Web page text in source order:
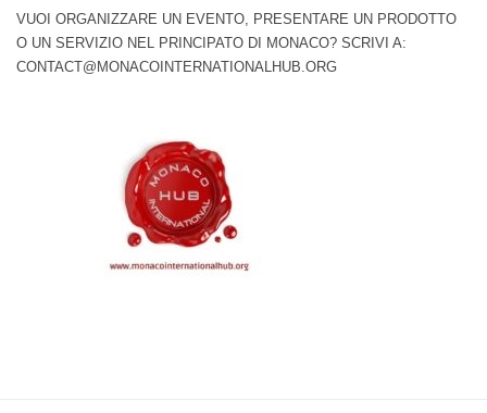
VUOI ORGANIZZARE UN EVENTO, PRESENTARE UN PRODOTTO
O UN SERVIZIO NEL PRINCIPATO DI MONACO? SCRIVI A:
CONTACT@MONACOINTERNATIONALHUB.ORG